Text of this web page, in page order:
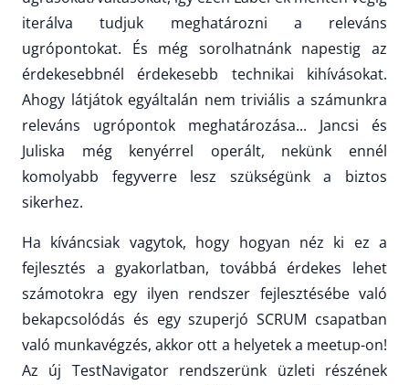
iterálva tudjuk meghatározni a releváns
ugrópontokat. És még sorolhatnánk napestig az
érdekesebbnél érdekesebb technikai kihívásokat.
Ahogy látjátok egyáltalán nem triviális a számunkra
releváns ugrópontok meghatározása... Jancsi és
Juliska még kenyérrel operált, nekünk ennél
komolyabb fegyverre lesz szükségünk a biztos
sikerhez.
Ha kíváncsiak vagytok, hogy hogyan néz ki ez a
fejlesztés a gyakorlatban, továbbá érdekes lehet
számotokra egy ilyen rendszer fejlesztésébe való
bekapcsolódás és egy szuperjó SCRUM csapatban
való munkavégzés, akkor ott a helyetek a meetup-on!
Az új TestNavigator rendszerünk üzleti részének